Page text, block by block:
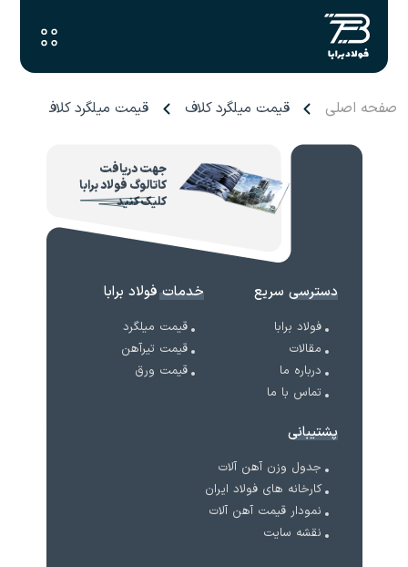
صفحه اصلی قیمت میلگرد کلاف قیمت میلگرد کلاف نورد
جهت دریافت
کاتالوگ فولاد برابا
کلیک کنید
دسترسی سریع
فولاد برابا
مقالات
درباره ما
تماس با ما
خدمات فولاد برابا
قیمت میلگرد
قیمت تیرآهن
قیمت ورق
پشتیبانی
جدول وزن آهن آلات
کارخانه های فولاد ایران
نمودار قیمت آهن آلات
نقشه سایت